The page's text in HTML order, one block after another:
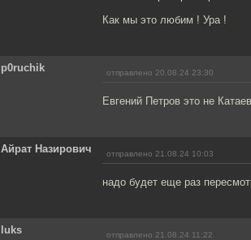
Как мы это любим ! Ура !
p0ruchik отправлено 20.08.24 23:30
Евгений Петров это не
Айрат Назирович отправлено 21.08.24 10:03
надо будет еще раз
luks отправлено 21.08.24 11:22